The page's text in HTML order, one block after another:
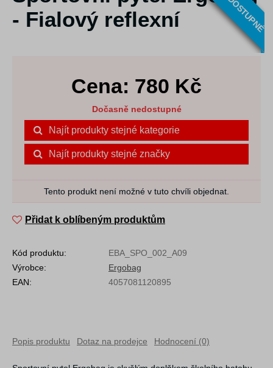
- Fialový reflexní
Cena: 780 Kč
Dočasně nedostupné
Najít produkty stejné kategorie
Najít produkty stejné značky
Tento produkt není možné v tuto chvíli objednat.
Přidat k oblíbeným produktům
Kód produktu:
EBA_SPO_002_A09
Výrobce:
Ergobag
EAN:
4057081120895
Popis produktu Dotaz na prodejce Hodnocení (0)